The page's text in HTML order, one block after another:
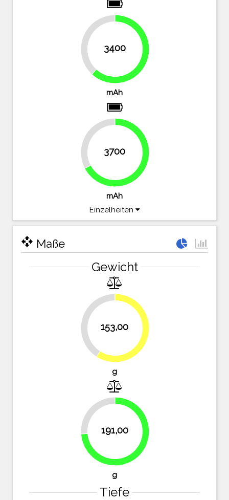
3400
38.2%
61.8%
mAh
3700
32.7%
67.3%
mAh
Einzelheiten
open_with Maße
Gewicht
153,00
40.9%
59.1%
g
191,00
26.3%
73.7%
g
Tiefe